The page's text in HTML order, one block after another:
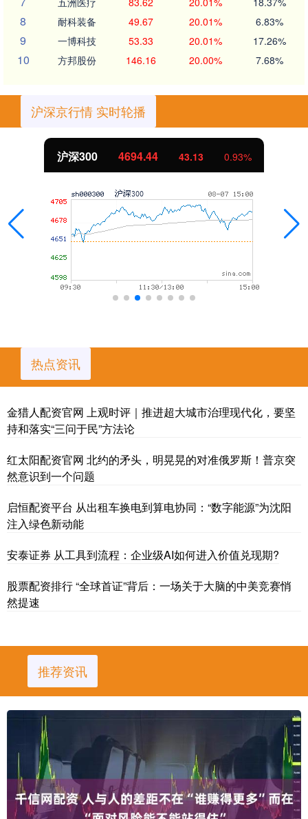
8 耐科装备 49.67 20.01% 6.83%
9 一博科技 53.33 20.01% 17.26%
10 方邦股份 146.16 20.00% 7.68%
沪深京行情 实时轮播
沪深300 4694.44 43.13 0.93%
热点资讯
金猎人配资官网 上观时评｜推进超大城市治理现代化，要坚
持和落实“三问于民”方法论
红太阳配资官网 北约的矛头，明晃晃的对准俄罗斯！普京突
然意识到一个问题
启恒配资平台 从出租车换电到算电协同：“数字能源”为沈阳
注入绿色新动能
安泰证券 从工具到流程：企业级AI如何进入价值兑现期?
股票配资排行 “全球首证”背后：一场关于大脑的中美竞赛悄
然提速
推荐资讯